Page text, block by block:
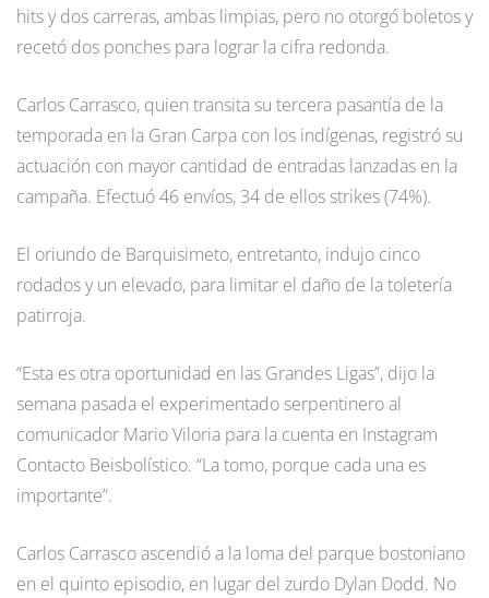
hits y dos carreras, ambas limpias, pero no otorgó boletos y
recetó dos ponches para lograr la cifra redonda.
Carlos Carrasco, quien transita su tercera pasantía de la
temporada en la Gran Carpa con los indígenas, registró su
actuación con mayor cantidad de entradas lanzadas en la
campaña. Efectuó 46 envíos, 34 de ellos strikes (74%).
El oriundo de Barquisimeto, entretanto, indujo cinco
rodados y un elevado, para limitar el daño de la toletería
patirroja.
“Esta es otra oportunidad en las Grandes Ligas”, dijo la
semana pasada el experimentado serpentinero al
comunicador Mario Viloria para la cuenta en Instagram
Contacto Beisbolístico. “La tomo, porque cada una es
importante”.
Carlos Carrasco ascendió a la loma del parque bostoniano
en el quinto episodio, en lugar del zurdo Dylan Dodd. No